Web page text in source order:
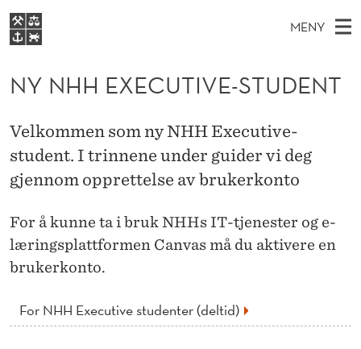
N
Y
N
H
H
E
X
E
C
U
MENY
O
E
D
M
N
Y
VIDEREUTDANNING
Ø
K
T
S
T
E
D
Forsiden
Studier
Om NHH
Alumni
NY NHH EXECUTIVE-STUDENT
Velkommen som ny NHH Executive-
student. I trinnene under guider vi deg
gjennom opprettelse av brukerkonto
For å kunne ta i bruk NHHs IT-tjenester og e-
læringsplattformen Canvas må du aktivere en
brukerkonto.
For NHH Executive studenter (deltid)